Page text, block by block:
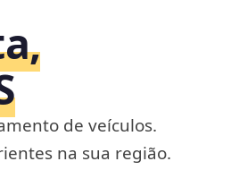
de veículos.
na sua região.